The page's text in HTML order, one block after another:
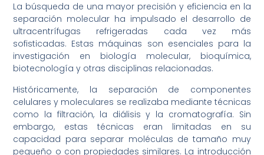
La búsqueda de una mayor precisión y eficiencia en la
separación molecular ha impulsado el desarrollo de
ultracentrífugas refrigeradas cada vez más
sofisticadas. Estas máquinas son esenciales para la
investigación en biología molecular, bioquímica,
biotecnología y otras disciplinas relacionadas.
Históricamente, la separación de componentes
celulares y moleculares se realizaba mediante técnicas
como la filtración, la diálisis y la cromatografía. Sin
embargo, estas técnicas eran limitadas en su
capacidad para separar moléculas de tamaño muy
pequeño o con propiedades similares. La introducción